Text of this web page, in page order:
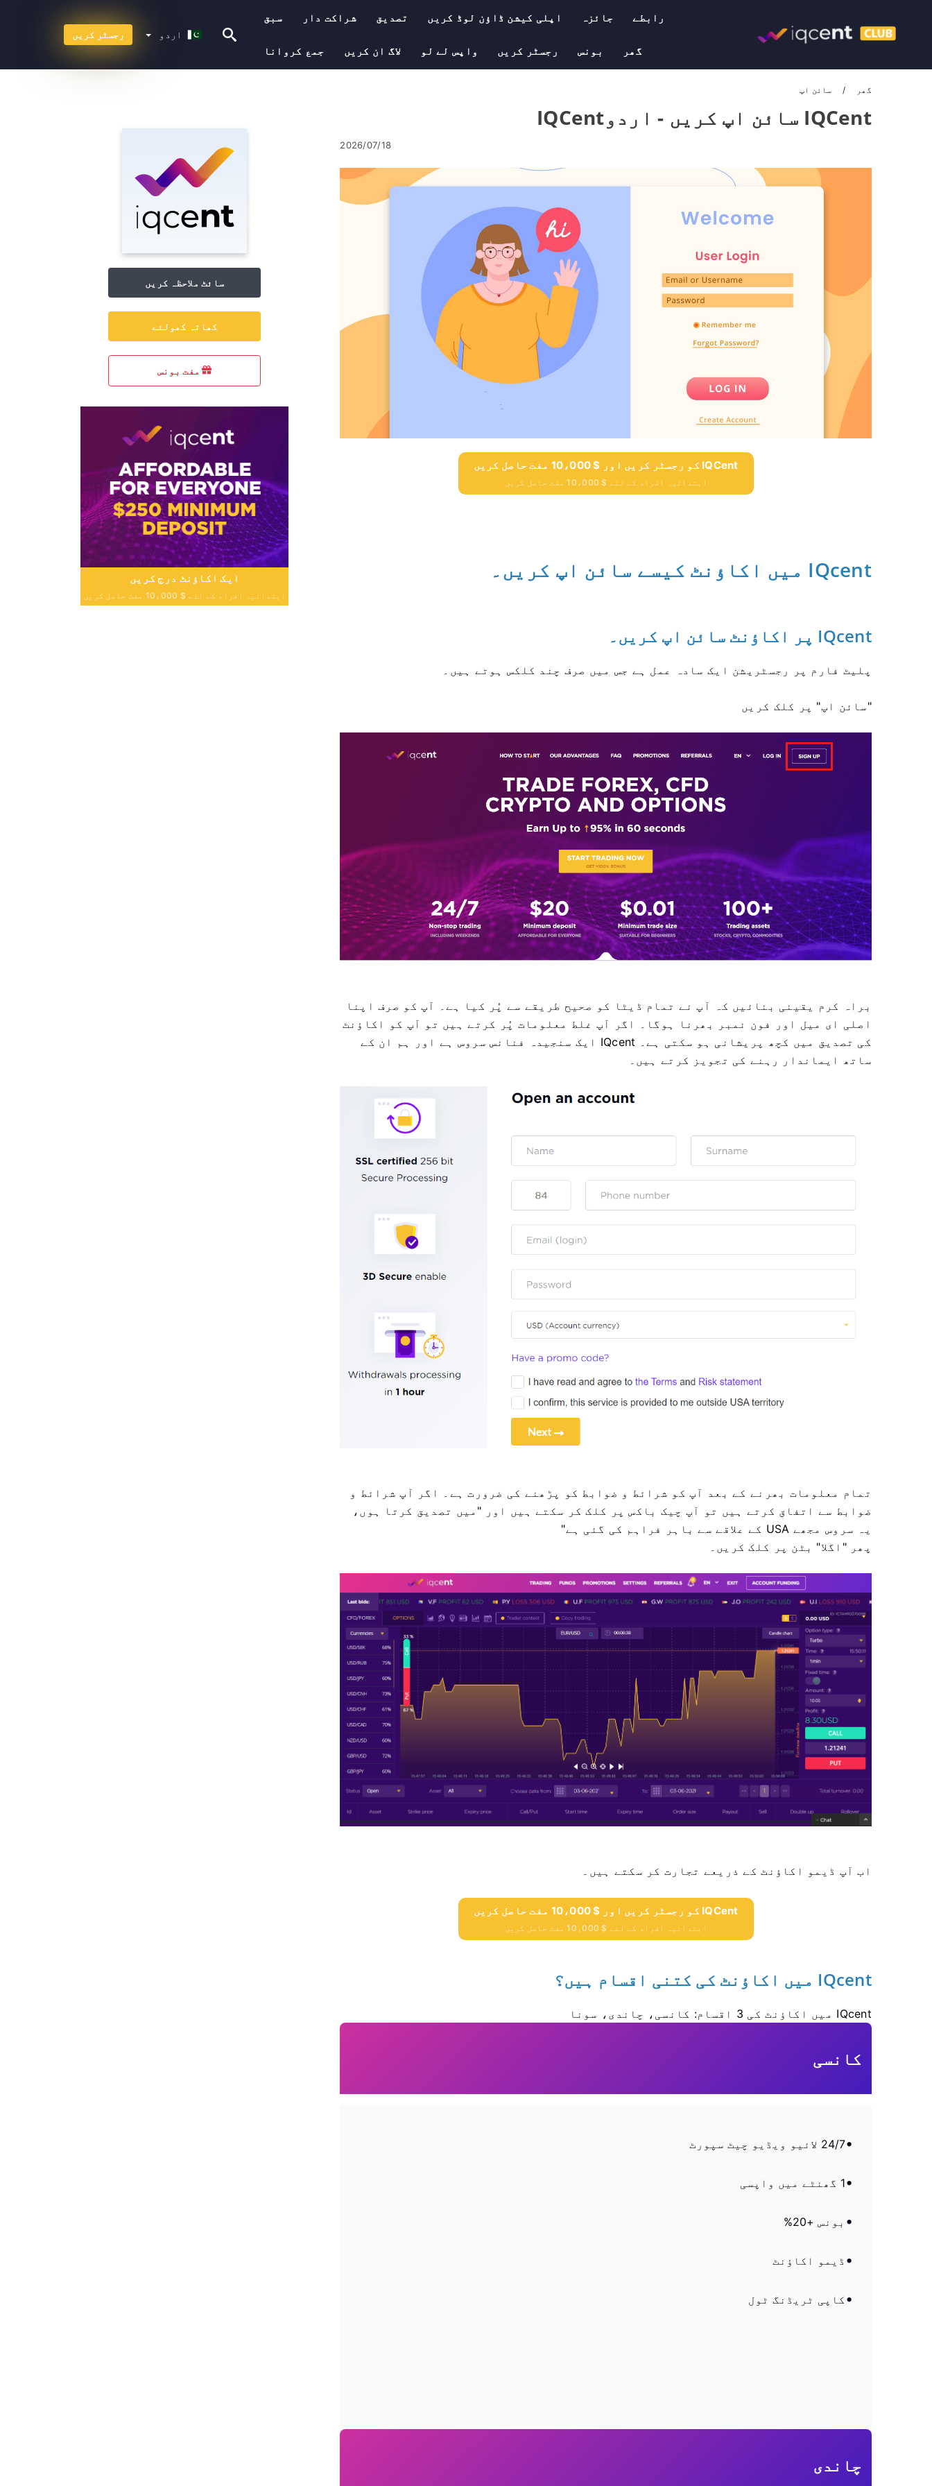
سبق شراکت دار تصدیق اپلی کیشن ڈاؤن لوڈ کریں جائزہ رابطے
جمع کروانا لاگ ان کریں واپس لے لو رجسٹر کریں بونس گھر
اردو رجسٹر کریں
گھر سائن اپ
IQCent سائن اپ کریں - اردوIQCent
2026/07/18
IQCent کو رجسٹر کریں اور $ 10،000 مفت حاصل کریں
ابتدائیہ افراد کے لئے $ 10،000 مفت حاصل کریں
IQcent میں اکاؤنٹ کیسے سائن اپ کریں۔
IQcent پر اکاؤنٹ سائن اپ کریں۔
پلیٹ فارم پر رجسٹریشن ایک سادہ عمل ہے جس میں صرف چند کلکس ہوتے ہیں۔
"سائن اپ" پر کلک کریں
براہ کرم یقینی بنائیں کہ آپ نے تمام ڈیٹا کو صحیح طریقے سے پُر کیا ہے۔ آپ کو صرف اپنا
اصلی ای میل اور فون نمبر بھرنا ہوگا۔
اگر آپ غلط معلومات پُر کرتے ہیں تو آپ کو اکاؤنٹ
کی تصدیق میں کچھ پریشانی ہو سکتی ہے۔
IQcent ایک سنجیدہ فنانس سروس ہے اور ہم ان کے
ساتھ ایماندار رہنے کی تجویز کرتے ہیں۔
تمام معلومات بھرنے کے بعد آپ کو شرائط و ضوابط کو پڑھنے کی ضرورت ہے۔
اگر آپ شرائط و
ضوابط سے اتفاق کرتے ہیں تو آپ چیک باکس پر کلک کر سکتے ہیں اور "میں تصدیق کرتا ہوں،
یہ سروس مجھے USA کے علاقے سے باہر فراہم کی گئی ہے"
پھر "اگلا" بٹن پر کلک کریں۔
اب آپ ڈیمو اکاؤنٹ کے ذریعے تجارت کر سکتے ہیں۔
IQCent کو رجسٹر کریں اور $ 10،000 مفت حاصل کریں
ابتدائیہ افراد کے لئے $ 10،000 مفت حاصل کریں
IQcent میں اکاؤنٹ کی کتنی اقسام ہیں؟
IQcent میں اکاؤنٹ کی 3 اقسام: کانسی، چاندی، سونا
کانسی
24/7 لائیو ویڈیو چیٹ سپورٹ
1 گھنٹے میں واپسی
بونس +20%
ڈیمو اکاؤنٹ
کاپی ٹریڈنگ ٹول
چاندی
سائٹ ملاحظہ کریں
کھاتہ کھولئے
مفت بونس
ایک اکاؤنٹ درج کریں
ابتدائیہ افراد کے لئے $ 10،000 مفت حاصل کریں